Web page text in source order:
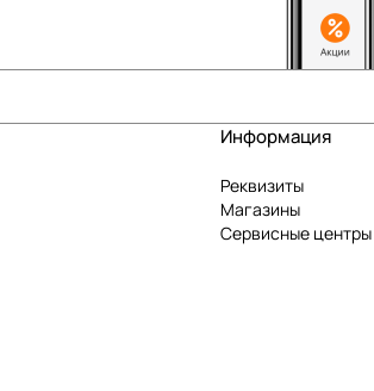
Информация
Реквизиты
Магазины
Сервисные центры